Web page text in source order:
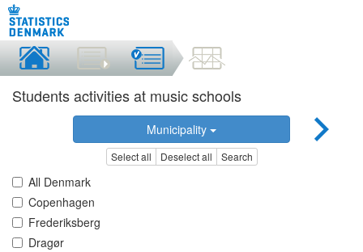
Students activities at music schools
Municipality
Select all Deselect all Search
All Denmark
Copenhagen
Frederiksberg
Dragør